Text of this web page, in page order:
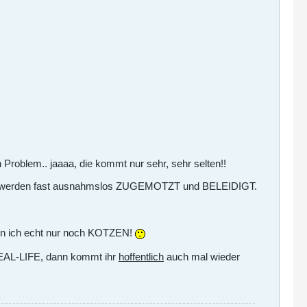
jaaaa, die kommt nur sehr, sehr selten!!
fast ausnahmslos ZUGEMOTZT und BELEIDIGT.
ich echt nur noch KOTZEN!
LIFE, dann kommt ihr hoffentlich auch mal wieder